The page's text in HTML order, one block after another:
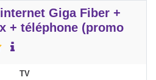
Giga Fiber +
+ téléphone (promo
TV